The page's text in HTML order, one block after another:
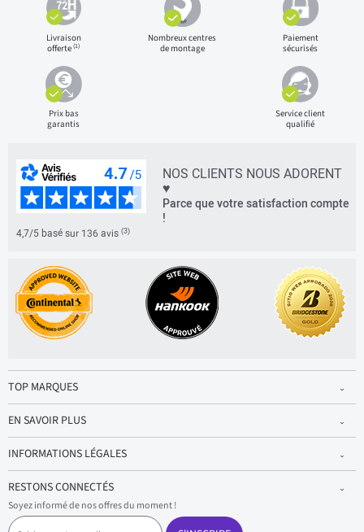
Livraison
offerte(1)
Nombreux centres
de montage
Paiement
sécurisés
Prix bas
garantis
Service client
qualifié
NOS CLIENTS NOUS ADORENT
♥
Parce que votre satisfaction compte
!
4,7/5 basé sur 136 avis (3)
TOP MARQUES
EN SAVOIR PLUS
INFORMATIONS LÉGALES
RESTONS CONNECTÉS
Soyez informé de nos offres du moment !
S